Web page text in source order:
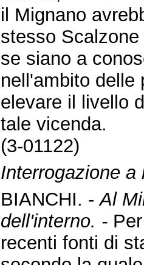
il Mignano
stesso Scalzone
se siano a
nell'ambito delle
elevare il livello
tale vicenda.
(3-01122)
Interrogazione
BIANCHI. -Al
dell'interno. -
recenti fonti di